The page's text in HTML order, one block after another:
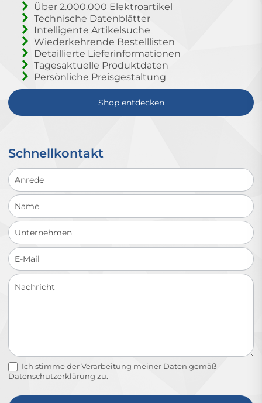
Über 2.000.000 Elektroartikel
Technische Datenblätter
Intelligente Artikelsuche
Wiederkehrende Bestelllisten
Detaillierte Lieferinformationen
Tagesaktuelle Produktdaten
Persönliche Preisgestaltung
Shop entdecken
Schnellkontakt
Schnellkontakt
Ich stimme der Verarbeitung meiner Daten gemäß
Datenschutzerklärung zu.